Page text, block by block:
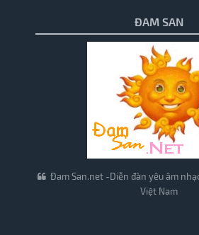
ĐAM SAN
Đam San.net -Diễn đàn yêu âm
Việt Nam